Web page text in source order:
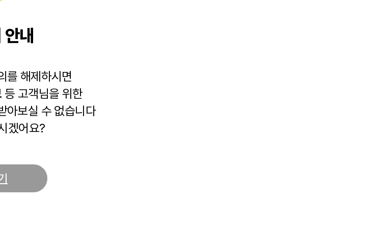
내
를 해제하시면
등 고객님을 위한
아보실 수 없습니다
겠어요?